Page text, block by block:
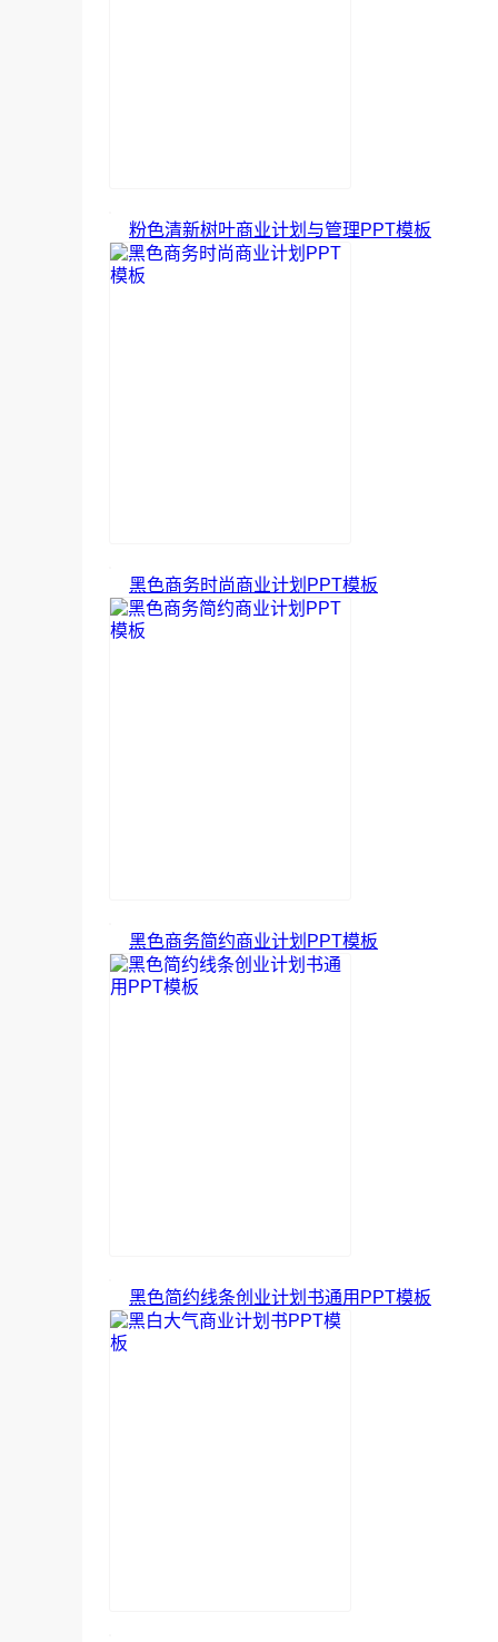
粉色清新树叶商业计划与管理PPT模板
黑色商务时尚商业计划PPT模板
黑色商务简约商业计划PPT模板
黑色简约线条创业计划书通用PPT模板